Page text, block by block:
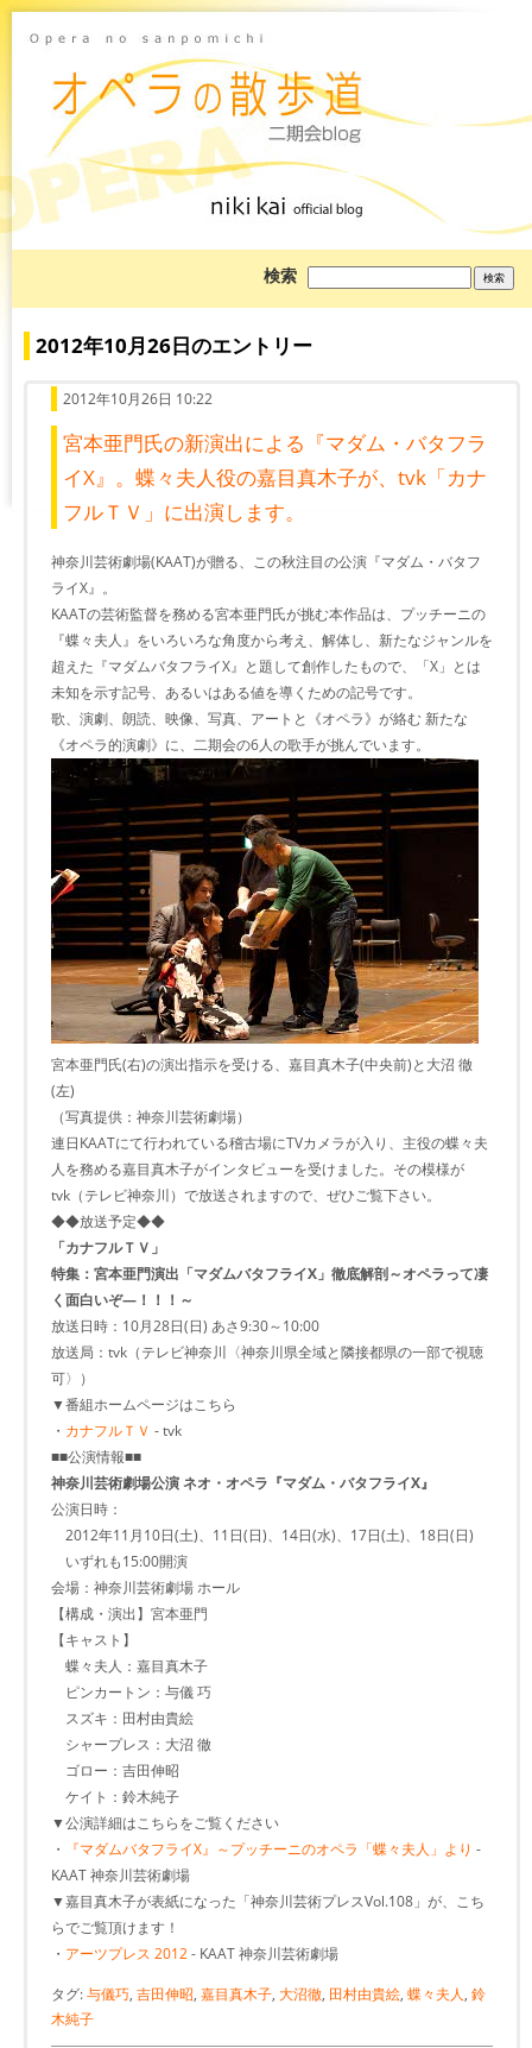
検索
を
索:
2012年10月26日のエントリー
2012年10月26日 10:22
宮本亜門氏の新演出による『マダム・バタフラ
イX』。蝶々夫人役の嘉目真木子が、tvk「カナ
フルＴＶ」に出演します。
神奈川芸術劇場(KAAT)が贈る、この秋注目の公演『マダム・バタフ
ライX』。
KAATの芸術監督を務める宮本亜門氏が挑む本作品は、プッチーニの
『蝶々夫人』をいろいろな角度から考え、解体し、新たなジャンルを
超えた『マダムバタフライX』と題して創作したもので、「X」とは
未知を示す記号、あるいはある値を導くための記号です。
歌、演劇、朗読、映像、写真、アートと《オペラ》が絡む 新たな
《オペラ的演劇》に、二期会の6人の歌手が挑んでいます。
宮本亜門氏(右)の演出指示を受ける、嘉目真木子(中央前)と大沼 徹
(左)
（写真提供：神奈川芸術劇場）
連日KAATにて行われている稽古場にTVカメラが入り、主役の蝶々夫
人を務める嘉目真木子がインタビューを受けました。その模様が
tvk（テレビ神奈川）で放送されますので、ぜひご覧下さい。
◆◆放送予定◆◆
「カナフルＴＶ」
特集：宮本亜門演出「マダムバタフライX」徹底解剖～オペラって凄
く面白いぞ―！！！～
放送日時：10月28日(日) あさ9:30～10:00
放送局：tvk（テレビ神奈川〈神奈川県全域と隣接都県の一部で視聴
可〉）
▼番組ホームページはこちら
・ カナフルＴＶ - tvk
■■公演情報■■
神奈川芸術劇場公演 ネオ・オペラ『マダム・バタフライX』
公演日時：
2012年11月10日(土)、11日(日)、14日(水)、17日(土)、18日(日)
いずれも15:00開演
会場：神奈川芸術劇場 ホール
【構成・演出】宮本亜門
【キャスト】
蝶々夫人：嘉目真木子
ピンカートン：与儀 巧
スズキ：田村由貴絵
シャープレス：大沼 徹
ゴロー：吉田伸昭
ケイト：鈴木純子
▼公演詳細はこちらをご覧ください
・
『マダムバタフライX』～プッチーニのオペラ「蝶々夫人」より -
KAAT 神奈川芸術劇場
▼嘉目真木子が表紙になった「神奈川芸術プレスVol.108」が、こち
らでご覧頂けます！
・ アーツプレス 2012- KAAT 神奈川芸術劇場
タグ:与儀巧, 吉田伸昭, 嘉目真木子, 大沼徹, 田村由貴絵, 蝶々夫人, 鈴
木純子